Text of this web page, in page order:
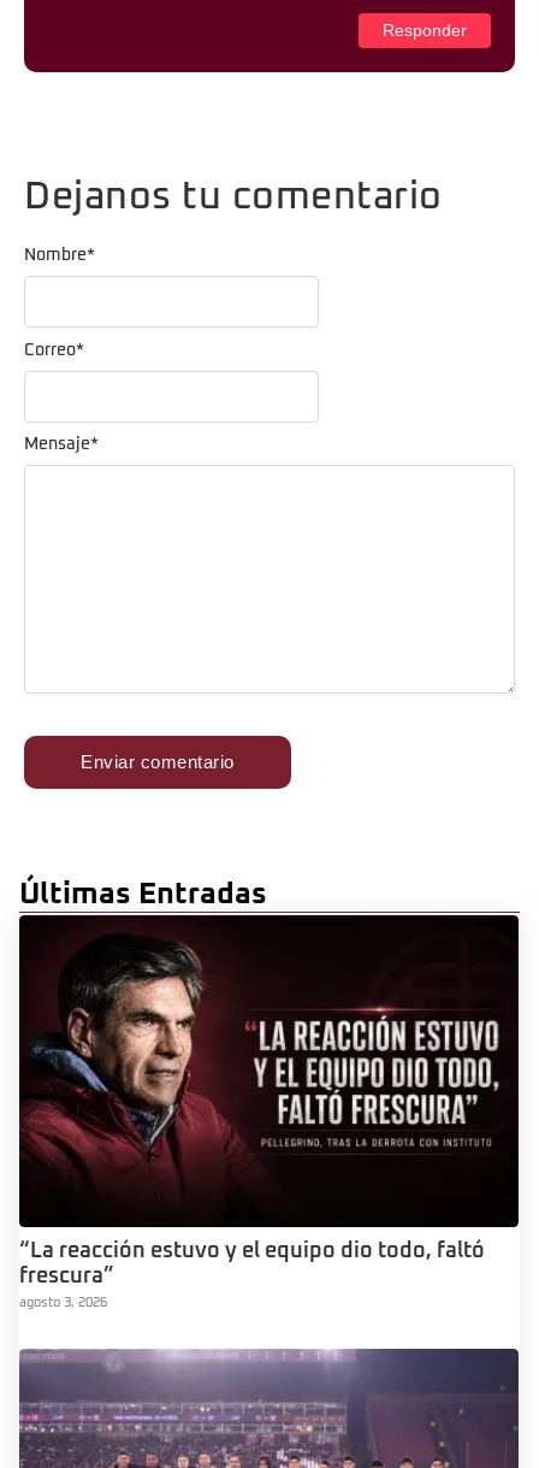
Responder
Dejanos tu comentario
Mensaje*
Nombre*
Correo*
Últimas Entradas
“La reacción estuvo y el equipo dio todo, faltó
frescura”
agosto 3, 2026